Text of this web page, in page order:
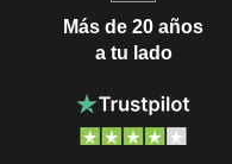
Más de 20 años
a tu lado